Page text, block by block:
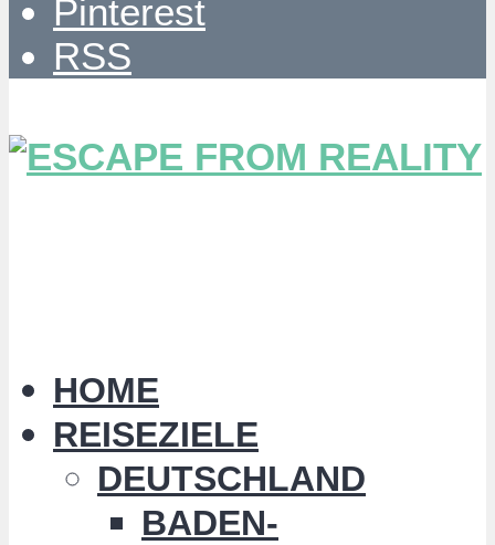
Pinterest
RSS
HOME
REISEZIELE
DEUTSCHLAND
BADEN-